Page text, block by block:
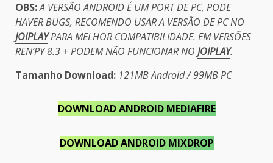
OBS:A VERSÃO ANDROID É UM PORT DE PC, PODE
HAVER BUGS, RECOMENDO USAR A VERSÃO DE PC NO
JOIPLAYPARA MELHOR COMPATIBILIDADE. EM VERSÕES
REN’PY 8.3 + PODEM NÃO FUNCIONAR NO JOIPLAY.
Tamanho Download: 121MB Android / 99MB PC
DOWNLOAD ANDROID MEDIAFIRE
DOWNLOAD ANDROID MIXDROP